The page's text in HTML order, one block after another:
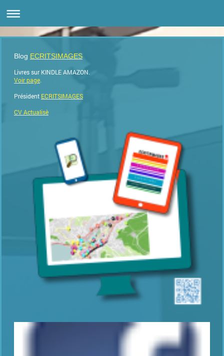
Blog ECRITSIMAGES
Livres sur KINDLE AMAZON.
Voir page.
Président ECRITSIMAGES
CV Actualisè